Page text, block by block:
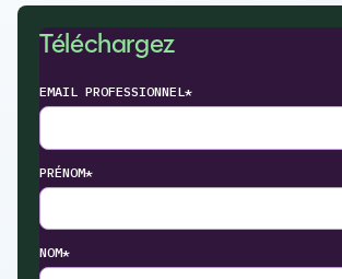
Téléchargez
EMAIL PROFESSIONNEL*
PRÉNOM*
NOM*